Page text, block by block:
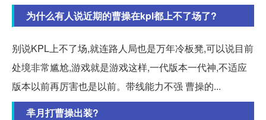
为什么有人说近期的曹操在kpl都上不了场了?
别说KPL上不了场,就连路人局也是万年冷板凳,可以说目前
处境非常尴尬,游戏就是游戏这样,一代版本一代神,不适应
版本以前再厉害也是以前。带线能力不强 曹操的...
芈月打曹操出装?